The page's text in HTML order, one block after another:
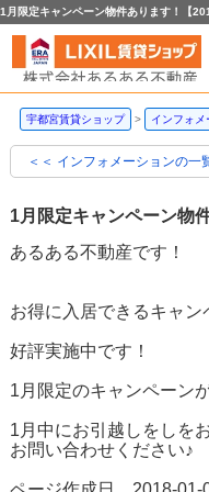
1月限定キャンペーン物件あります！【
宇都宮賃貸ショップ インフォメ
＜＜ インフォメーションの一
1月限定キャンペーン物
あるある不動産です！
お得に入居できるキャン
好評実施中です！
1月限定のキャンペーン
1月中にお引越しをしを
お問い合わせください♪